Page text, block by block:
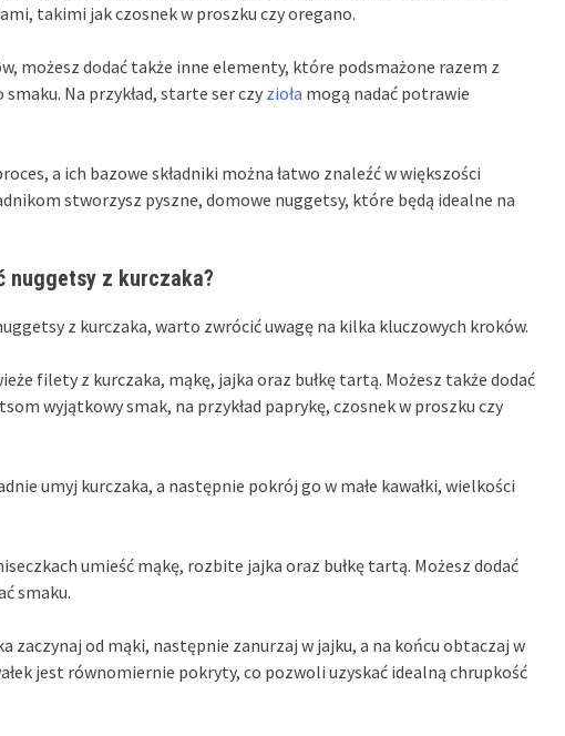
takimi jak czosnek w proszku czy oregano.
możesz dodać także inne elementy, które podsmażone razem z
Na przykład, starte ser czy zioła mogą nadać potrawie
a ich bazowe składniki można łatwo znaleźć w większości
stworzysz pyszne, domowe nuggetsy, które będą idealne na
nuggetsy z kurczaka?
z kurczaka, warto zwrócić uwagę na kilka kluczowych kroków.
filety z kurczaka, mąkę, jajka oraz bułkę tartą. Możesz także dodać
wyjątkowy smak, na przykład paprykę, czosnek w proszku czy
umyj kurczaka, a następnie pokrój go w małe kawałki, wielkości
umieść mąkę, rozbite jajka oraz bułkę tartą. Możesz dodać
smaku.
zaczynaj od mąki, następnie zanurzaj w jajku, a na końcu obtaczaj w
jest równomiernie pokryty, co pozwoli uzyskać idealną chrupkość